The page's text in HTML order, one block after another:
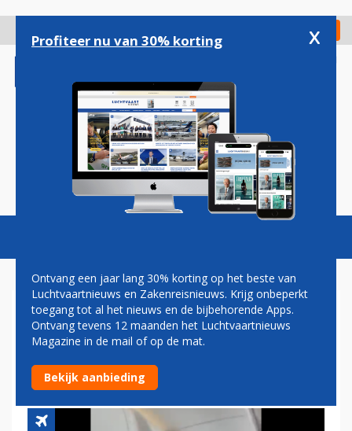
gaan
Check in
Magazine Podcasts Vacatures
PASSAGIER DEELT DREUN UIT
AAN STEWARD OP AMERICAN
AIRLINES-VLUCHT
Profiteer nu van 30% korting x
Ontvang een jaar lang 30% korting op het beste van
Luchtvaartnieuws en Zakenreisnieuws. Krijg onbeperkt
toegang tot al het nieuws en de bijbehorende Apps.
Ontvang tevens 12 maanden het Luchtvaartnieuws
Magazine in de mail of op de mat.
Bekijk aanbieding